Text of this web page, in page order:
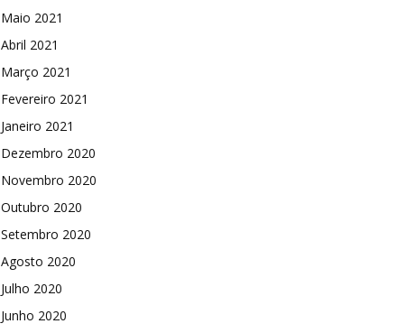
Maio 2021
Abril 2021
Março 2021
Fevereiro 2021
Janeiro 2021
Dezembro 2020
Novembro 2020
Outubro 2020
Setembro 2020
Agosto 2020
Julho 2020
Junho 2020